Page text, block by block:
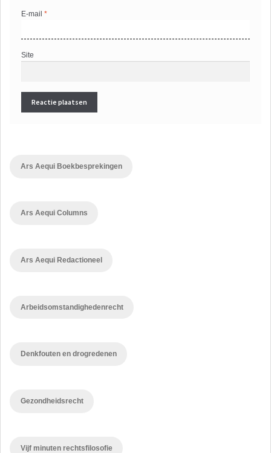
E-mail*
Site
Ars Aequi Boekbesprekingen
Ars Aequi Columns
Ars Aequi Redactioneel
Arbeidsomstandighedenrecht
Denkfouten en drogredenen
Gezondheidsrecht
Vijf minuten rechtsfilosofie